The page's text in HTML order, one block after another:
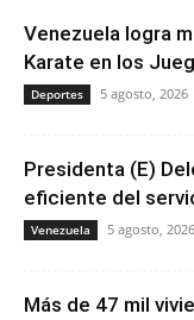
Venezuela logra
Karate en los
Deportes 5 agosto, 2026
Presidenta (E)
eficiente del
Venezuela 5 agosto, 2026
Más de 47 mil